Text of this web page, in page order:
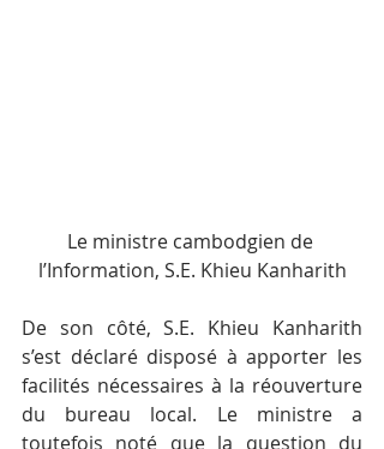
Le ministre cambodgien de
l’Information, S.E. Khieu Kanharith
De son côté, S.E. Khieu Kanharith
s’est déclaré disposé à apporter les
facilités nécessaires à la réouverture
du bureau local. Le ministre a
toutefois noté que la question du